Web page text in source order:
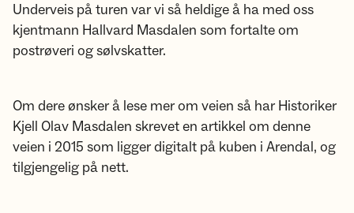
Underveis på turen var vi så heldige å ha med oss
kjentmann Hallvard Masdalen som fortalte om
postrøveri og sølvskatter.
Om dere ønsker å lese mer om veien så har Historiker
Kjell Olav Masdalen skrevet en artikkel om denne
veien i 2015 som ligger digitalt på kuben i Arendal, og
tilgjengelig på nett.